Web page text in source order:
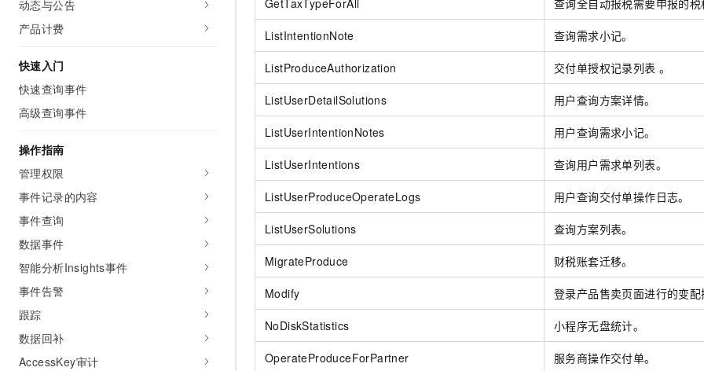
动态与公告
产品计费
快速入门
快速查询事件
高级查询事件
操作指南
管理权限
事件记录的内容
事件查询
数据事件
智能分析Insights事件
事件告警
跟踪
数据回补
AccessKey审计
GetTaxTypeForAli 查询全自动报税需要申报的税
ListIntentionNote 查询需求小记。
ListProduceAuthorization 交付单授权记录列表 。
ListUserDetailSolutions 用户查询方案详情。
ListUserIntentionNotes 用户查询需求小记。
ListUserIntentions 查询用户需求单列表。
ListUserProduceOperateLogs 用户查询交付单操作日志。
ListUserSolutions 查询方案列表。
MigrateProduce 财税账套迁移。
Modify 登录产品售卖页面进行的变
NoDiskStatistics 小程序无盘统计。
OperateProduceForPartner 服务商操作交付单。